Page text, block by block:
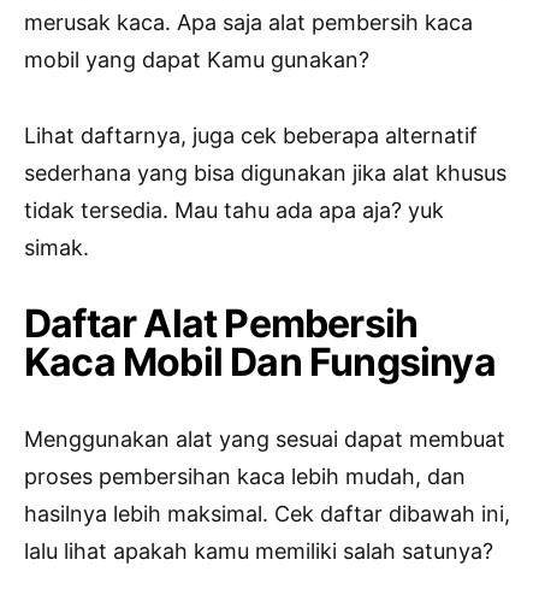
merusak kaca. Apa saja alat pembersih kaca
mobil yang dapat Kamu gunakan?
Lihat daftarnya, juga cek beberapa alternatif
sederhana yang bisa digunakan jika alat khusus
tidak tersedia. Mau tahu ada apa aja? yuk
simak.
Daftar Alat Pembersih
Kaca Mobil Dan Fungsinya
Menggunakan alat yang sesuai dapat membuat
proses pembersihan kaca lebih mudah, dan
hasilnya lebih maksimal. Cek daftar dibawah ini,
lalu lihat apakah kamu memiliki salah satunya?